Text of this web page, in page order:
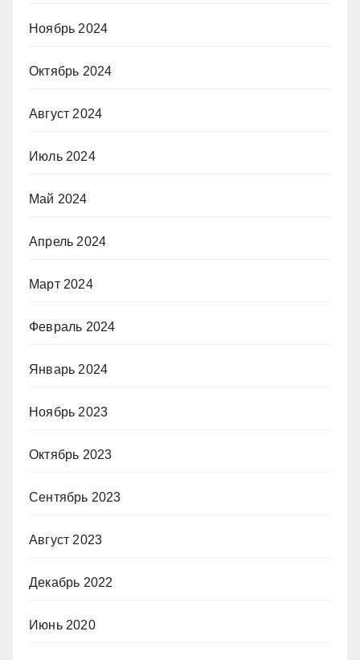
Ноябрь 2024
Октябрь 2024
Август 2024
Июль 2024
Май 2024
Апрель 2024
Март 2024
Февраль 2024
Январь 2024
Ноябрь 2023
Октябрь 2023
Сентябрь 2023
Август 2023
Декабрь 2022
Июнь 2020